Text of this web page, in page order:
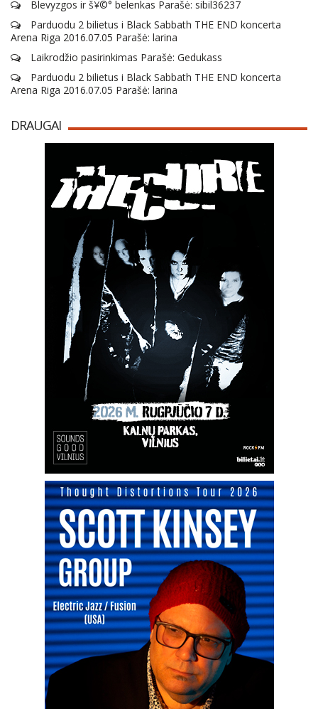
Blevyzgos ir š¥©° belenkas Parašė: sibil36237
Parduodu 2 bilietus i Black Sabbath THE END koncerta
Arena Riga 2016.07.05 Parašė: larina
Laikrodžio pasirinkimas Parašė: Gedukass
Parduodu 2 bilietus i Black Sabbath THE END koncerta
Arena Riga 2016.07.05 Parašė: larina
DRAUGAI